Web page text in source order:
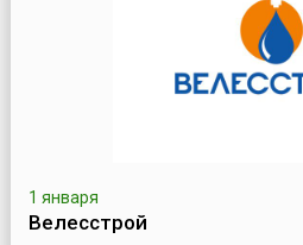
1 января
Велесстрой